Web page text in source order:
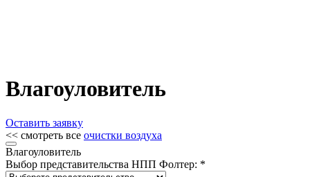
Влагоуловитель
Оставить заявку
<< смотреть все очистки воздуха
Влагоуловитель
Выбор представительства НПП Фолтер: *